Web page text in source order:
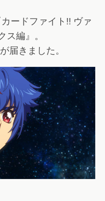
ードファイト!! ヴァ
ス編』。
届きました。